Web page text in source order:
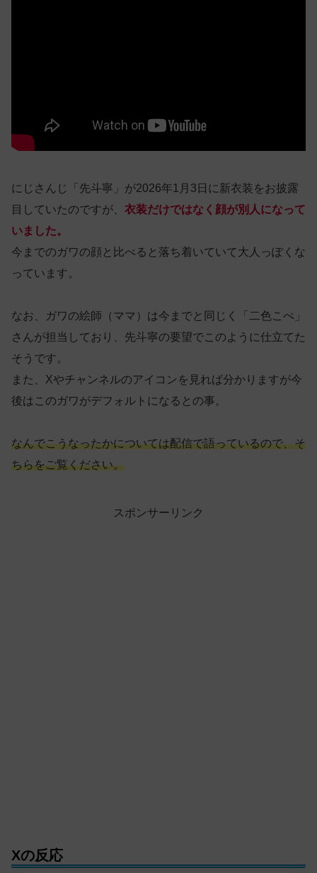
にじさんじ「先斗寧」が2026年1月3日に新衣装をお披露
目していたのですが、 衣装だけではなく顔が別人になって
いました。
今までのガワの顔と比べると落ち着いていて大人っぽくな
っています。
なお、ガワの絵師（ママ）は今までと同じく「二色こぺ‬」
さんが担当しており、先斗寧の要望でこのように仕立てた
そうです。
また、Xやチャンネルのアイコンを見れば分かりますが今
後はこのガワがデフォルトになるとの事。
なんでこうなったかについては配信で語っているので、そ
ちらをご覧ください。
スポンサーリンク
Xの反応